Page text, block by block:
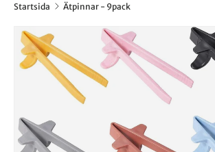
Startsida Ätpinnar - 9pack